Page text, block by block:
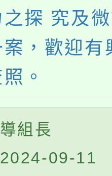
探 究及
，歡迎有
。
組長
09-11